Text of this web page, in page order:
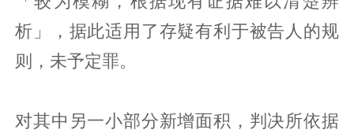
析」，据此适用了存疑有利于被告人的规
则，未予定罪。
对其中另一小部分新增面积，判决所依据